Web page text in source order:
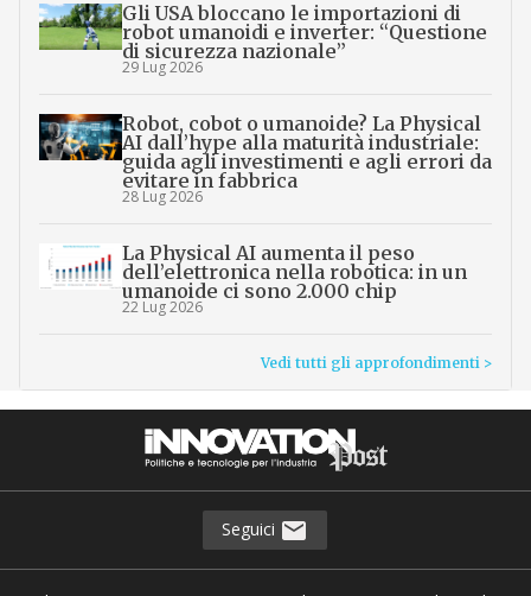
Gli USA bloccano le importazioni di
robot umanoidi e inverter: “Questione
di sicurezza nazionale”
29 Lug 2026
Robot, cobot o umanoide? La Physical
AI dall’hype alla maturità industriale:
guida agli investimenti e agli errori da
evitare in fabbrica
28 Lug 2026
La Physical AI aumenta il peso
dell’elettronica nella robotica: in un
umanoide ci sono 2.000 chip
22 Lug 2026
Vedi tutti gli approfondimenti >
Seguici